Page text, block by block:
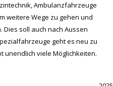
Ambulanzfahrzeuge
weitere Wege zu gehen und
soll auch nach Aussen
geht es neu zu
unendlich viele Möglichkeiten.